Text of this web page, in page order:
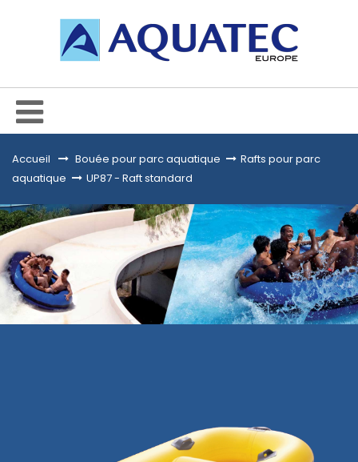
Accueil &gt;Bouée pour parc aquatique > Rafts pour parc
aquatique > UP87 - Raft standard